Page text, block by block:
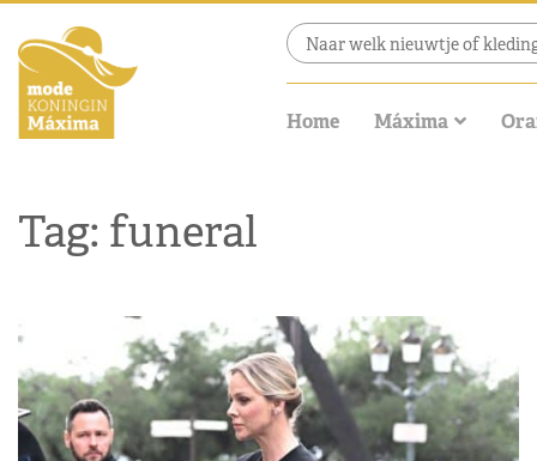
Home Máxima
Tag: funeral